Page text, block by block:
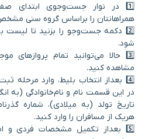
1️⃣ در نوار جست‌وجوی ابتدای
همراهانتان را براساس گروه سنی
2️⃣ دکمه جست‌وجو را بزنید تا
شود.
3️⃣ حالا می‌توانید تمام پروازهای
مشاهده کنید.
4️⃣ بعد‌از انتخاب بلیط، وارد
در این قسمت نام‌ و نام‌خانوادگی (به
تاریخ تولد (به میلادی)، شماره
هریک از مسافران را وارد کنید.
5️⃣ بعداز تکمیل مشخصات فردی و